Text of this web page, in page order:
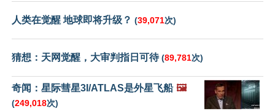
人类在觉醒 地球即将升级？ (39,071次)
猜想：天网觉醒，大审判指日可待(89,781次)
奇闻：星际彗星3I/ATLAS是外星飞船 🖼️
(249,018次)